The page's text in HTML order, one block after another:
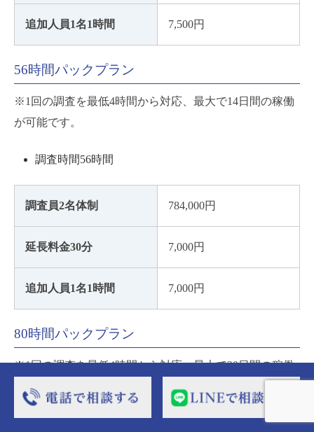
追加人員1名1時間 7,500円
56時間パックプラン
※1回の調査を最低4時間から対応、最大で14日間の稼働
が可能です。
調査時間56時間
調査員2名体制 784,000円
延長料金30分 7,000円
追加人員1名1時間 7,000円
80時間パックプラン
※1回の調査を最低4時間から対応、最大で20日間の稼働
が可能です。